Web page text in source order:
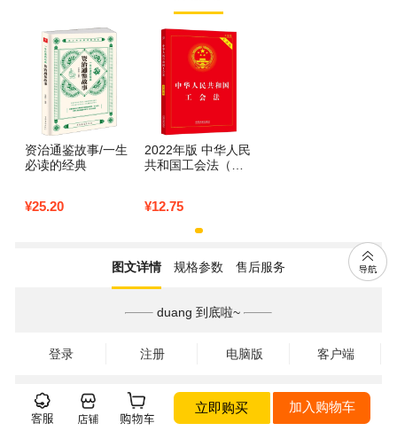
资治通鉴故事/一生
必读的经典
¥25.20
2022年版 中华人民
共和国工会法（实
¥12.75
图文详情 规格参数 售后服务
duang 到底啦~
登录 注册 电脑版 客户端
立即购买 加入购物车